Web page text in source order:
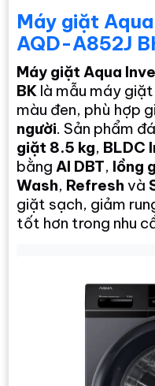
Máy giặt
AQD-A852J
Máy giặt Aqua
BK là mẫu máy
màu đen, phù hợp
người. Sản phẩm
giặt 8.5 kg, BLDC
bằng AI DBT, lồng
Wash, Refresh và
giặt sạch, giảm
tốt hơn trong nhu